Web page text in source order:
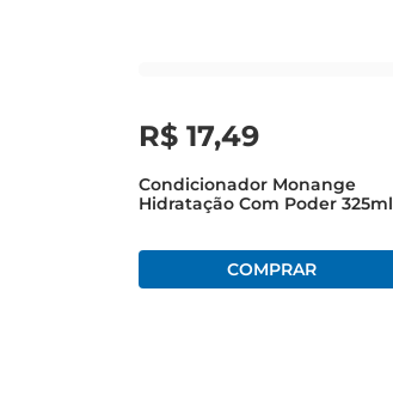
R$ 17,49
Condicionador Monange
Hidratação Com Poder 325ml